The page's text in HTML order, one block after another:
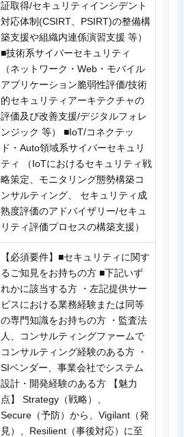
証取得/セキュリティインシデント
対応体制(CSIRT、PSIRT)の整備構
築支援や組織内連係演習支援 等）
■技術系サイバーセキュリティ
（ネットワーク・Web・モバイル
アプリケーション脆弱性評価/技術
的セキュリティアーキテクチャの
評価及び改善支援/デジタルフォレ
ンジック 等） ■IoT/コネクテッ
ド・Auto領域系サイバーセキュリ
ティ （IoTにおけるセキュリティ戦
略策定、モニタリング態勢構築コ
ンサルティング、 セキュリティ成
熟度評価のアドバイザリー/セキュ
リティ評価プロセスの構築支援）
【必須要件】■セキュリティに関す
るご知見をお持ちの方 ■下記いず
れかに該当する方 ・左記提供サー
ビスにおける業務経験または同等
の専門知識をお持ちの方 ・監査法
人、コンサルティングファームで
コンサルティング経験のある方 ・
SIベンダー、事業会社でシステム
設計・開発経験のある方 【魅力
点】 Strategy（戦略）、
Secure（予防）から、Vigilant（発
見）、Resilient（事後対応）に至